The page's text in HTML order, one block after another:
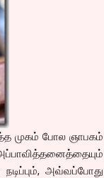
முகம் போல ஞாபகம்
அவ்வப்போது